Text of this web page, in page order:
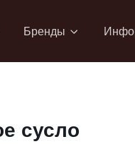
Бренды
сусло